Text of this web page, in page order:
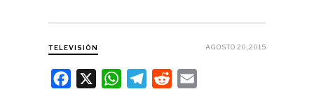
TELEVISIÓN AGOSTO 20, 2015
W
T